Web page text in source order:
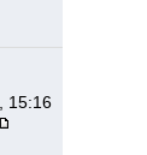
15:16